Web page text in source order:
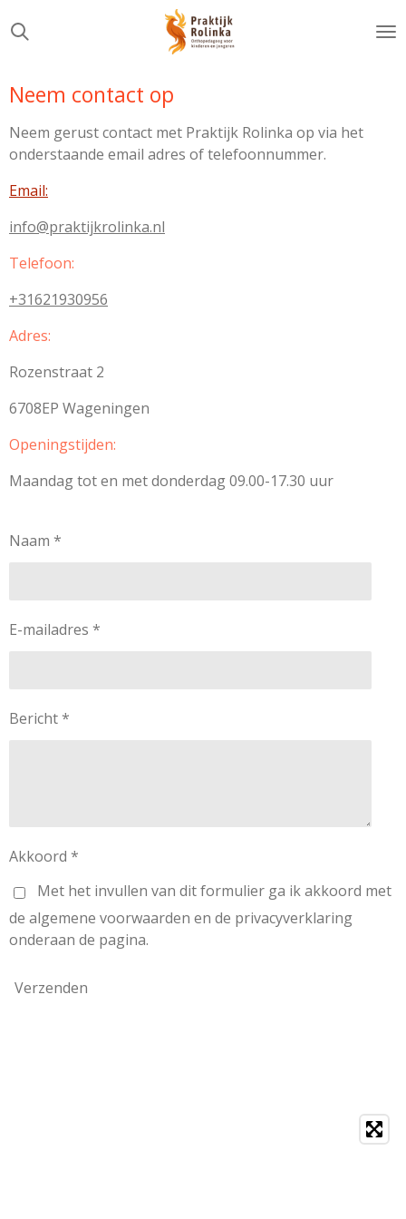
direct
de
hoofdinhoud
Neem contact op
Neem gerust contact met Praktijk Rolinka op via het
onderstaande email adres of telefoonnummer.
Email:
info@praktijkrolinka.nl
Telefoon:
+31621930956
Adres:
Rozenstraat 2
6708EP Wageningen
Openingstijden:
Maandag tot en met donderdag 09.00-17.30 uur
Naam *
E-mailadres *
Bericht *
Akkoord *
Met het invullen van dit formulier ga ik akkoord met
de algemene voorwaarden en de privacyverklaring
onderaan de pagina.
Verzenden